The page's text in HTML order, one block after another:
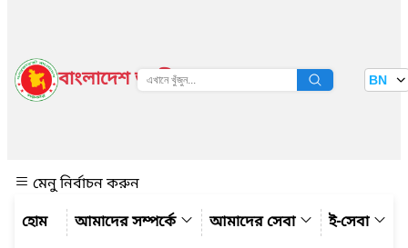
বাংলাদেশ জাতীয় তথ্য বাতায়ন BN
মেনু নির্বাচন করুন
আমাদের সম্পর্কে
আমাদের সেবা ই-সেবা